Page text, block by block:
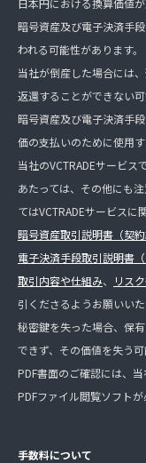
暗号資産及び電子決済手
われる可能性があります。
当社が倒産した場合には
返還することができない可
暗号資産及び電子決済手
価の支払いのために使用す
当社のVCTRADEサービ
あたっては、その他にも
てはVCTRADEサービスに
暗号資産取引説明書（契約
電子決済手段取引説明書
取引内容や仕組み、 リス
引くださるようお願いいた
秘密鍵を失った場合、保
できず、その価値を失う可
PDF書面のご確認には、
PDFファイル閲覧ソフトが
手数料について